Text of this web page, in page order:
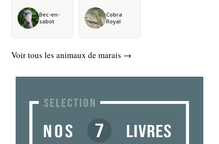
Bec-en-
sabot
Cobra
Royal
Voir tous les animaux de marais →